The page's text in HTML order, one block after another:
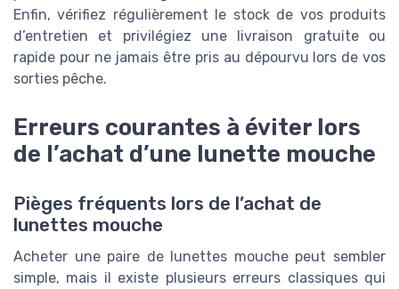
Enfin, vérifiez régulièrement le stock de vos produits
d’entretien et privilégiez une livraison gratuite ou
rapide pour ne jamais être pris au dépourvu lors de vos
sorties pêche.
Erreurs courantes à éviter lors
de l’achat d’une lunette mouche
Pièges fréquents lors de l’achat de
lunettes mouche
Acheter une paire de lunettes mouche peut sembler
simple, mais il existe plusieurs erreurs classiques qui